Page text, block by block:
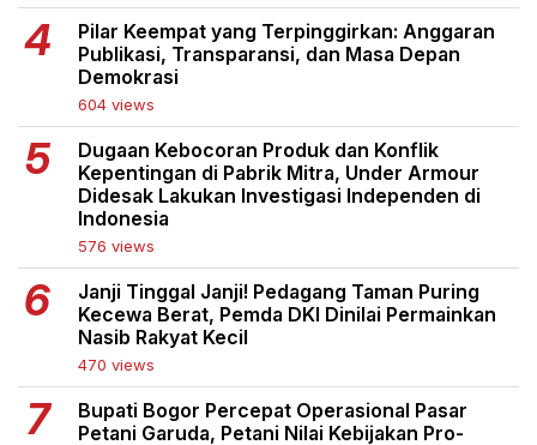
Pilar Keempat yang Terpinggirkan: Anggaran
Publikasi, Transparansi, dan Masa Depan
Demokrasi
604 views
Dugaan Kebocoran Produk dan Konflik
Kepentingan di Pabrik Mitra, Under Armour
Didesak Lakukan Investigasi Independen di
Indonesia
576 views
Janji Tinggal Janji! Pedagang Taman Puring
Kecewa Berat, Pemda DKI Dinilai Permainkan
Nasib Rakyat Kecil
470 views
Bupati Bogor Percepat Operasional Pasar
Petani Garuda, Petani Nilai Kebijakan Pro-